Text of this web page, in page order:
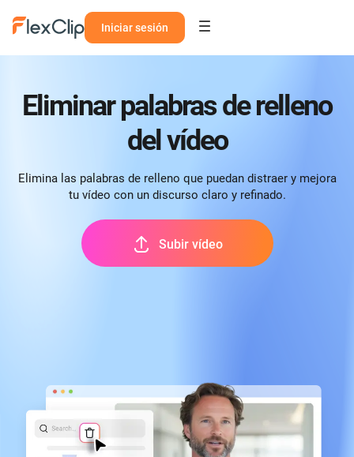
Iniciar sesión
Eliminar palabras de relleno
del vídeo
Elimina las palabras de relleno que puedan distraer y mejora
tu vídeo con un discurso claro y refinado.
Subir vídeo